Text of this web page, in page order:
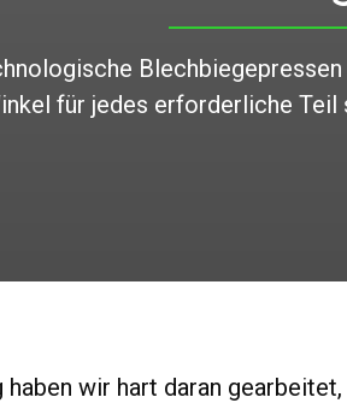
für jedes erforderliche Teil
haben wir hart daran